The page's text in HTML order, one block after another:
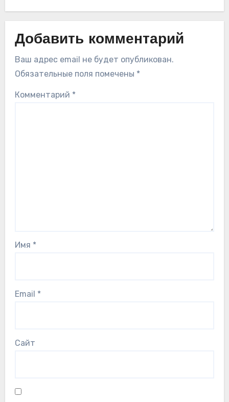
Добавить комментарий
Ваш адрес email не будет опубликован.
Обязательные поля помечены *
Комментарий *
Имя *
Email *
Сайт